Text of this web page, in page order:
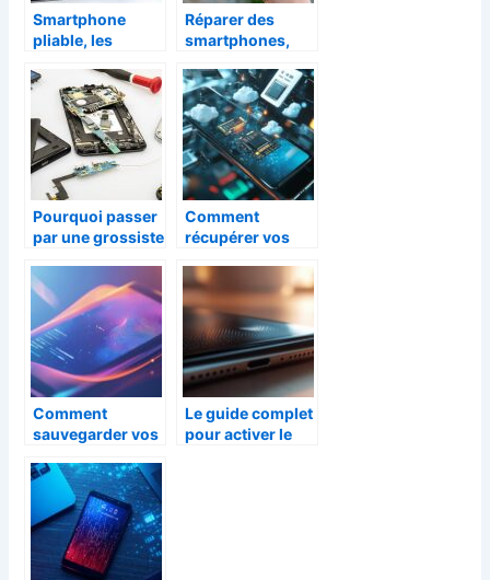
Smartphone
pliable, les
l’année 2022
Réparer des
smartphones,
Pourquoi passer
par une grossiste
détachées pour
smartphone ?
Comment
récupérer vos
sur les différents
types de
supports de
stockage
smartphone
Comment
sauvegarder vos
Bluetooth en
toute simplicité
Le guide complet
pour activer le